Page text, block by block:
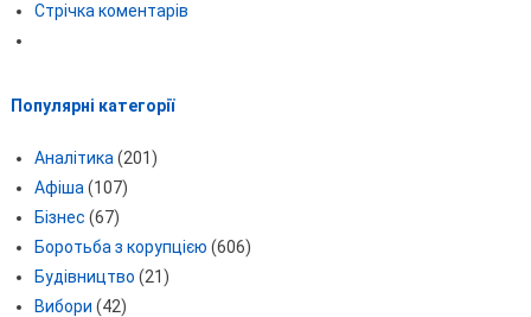
Стрічка коментарів
Популярні категорії
Аналітика (201)
Афіша (107)
Бізнес (67)
Боротьба з корупцією (606)
Будівництво (21)
Вибори (42)